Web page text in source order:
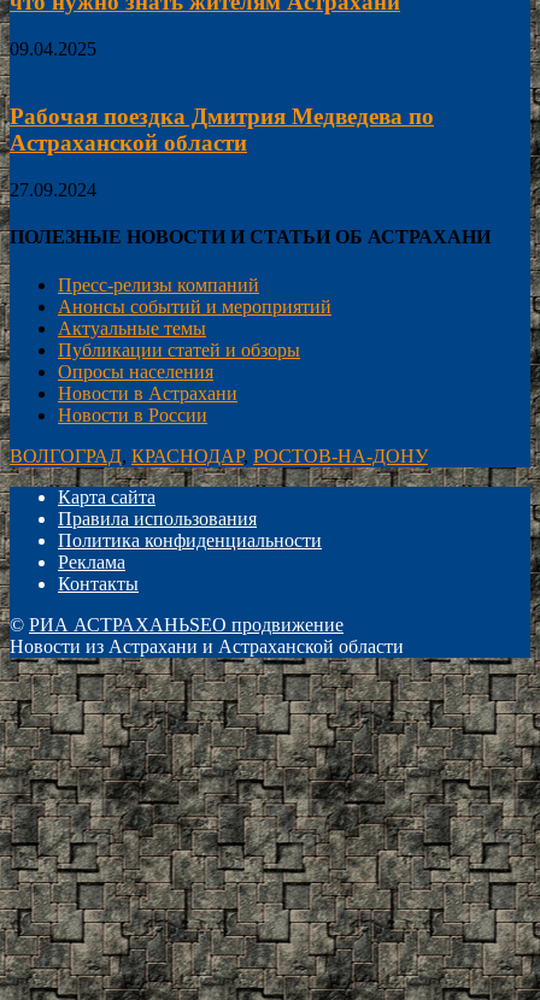
09.04.2025
Рабочая поездка Дмитрия Медведева по
Астраханской области
27.09.2024
ПОЛЕЗНЫЕ НОВОСТИ И СТАТЬИ ОБ АСТРАХАНИ
Пресс-релизы компаний
Анонсы событий и мероприятий
Актуальные темы
Публикации статей и обзоры
Опросы населения
Новости в Астрахани
Новости в России
ВОЛГОГРАД, КРАСНОДАР, РОСТОВ-НА-ДОНУ
Карта сайта
Правила использования
Политика конфиденциальности
Реклама
Контакты
© РИА АСТРАХАНЬSEO продвижение
Новости из Астрахани и Астраханской области